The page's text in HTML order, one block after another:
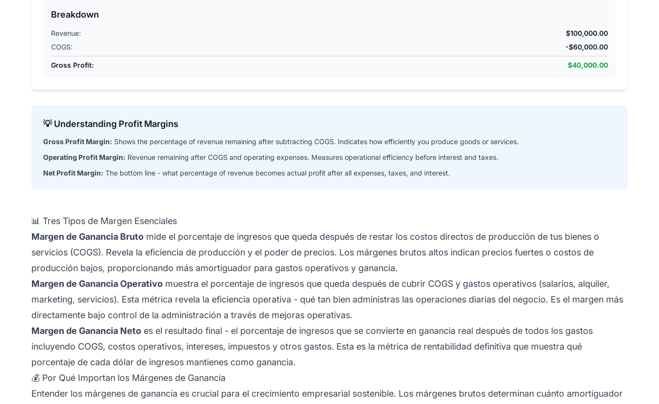
Breakdown
Revenue:
$100,000.00
COGS:
-$60,000.00
Gross Profit: $40,000.00
💡 Understanding Profit Margins
Gross Profit Margin: Shows the percentage of revenue remaining after subtracting COGS. Indicates how efficiently you produce goods or services.
Operating Profit Margin: Revenue remaining after COGS and operating expenses. Measures operational efficiency before interest and taxes.
Net Profit Margin: The bottom line - what percentage of revenue becomes actual profit after all expenses, taxes, and interest.
📊 Tres Tipos de Margen Esenciales
Margen de Ganancia Bruto mide el porcentaje de ingresos que queda después de restar los costos directos de producción de tus bienes o
servicios (COGS). Revela la eficiencia de producción y el poder de precios. Los márgenes brutos altos indican precios fuertes o costos de
producción bajos, proporcionando más amortiguador para gastos operativos y ganancia.
Margen de Ganancia Operativo muestra el porcentaje de ingresos que queda después de cubrir COGS y gastos operativos (salarios, alquiler,
marketing, servicios). Esta métrica revela la eficiencia operativa - qué tan bien administras las operaciones diarias del negocio. Es el margen más
directamente bajo control de la administración a través de mejoras operativas.
Margen de Ganancia Neto es el resultado final - el porcentaje de ingresos que se convierte en ganancia real después de todos los gastos
incluyendo COGS, costos operativos, intereses, impuestos y otros gastos. Esta es la métrica de rentabilidad definitiva que muestra qué
porcentaje de cada dólar de ingresos mantienes como ganancia.
💰 Por Qué Importan los Márgenes de Ganancia
Entender los márgenes de ganancia es crucial para el crecimiento empresarial sostenible. Los márgenes brutos determinan cuánto amortiguador